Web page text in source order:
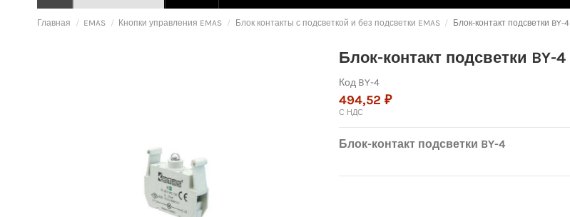
Главная EMAS Кнопки управления EMAS Блок контакты с подсветкой и без подсветки EMAS Блок-контакт подсветки BY-4
Блок-контакт подсветки BY-4
Код BY-4
494,52 ₽
С НДС
Блок-контакт подсветки BY-4